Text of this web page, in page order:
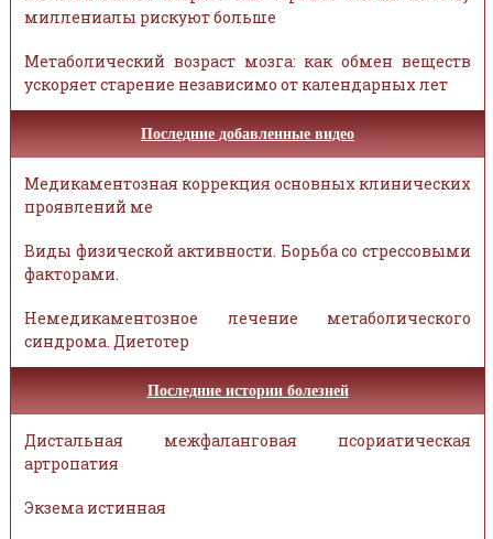
миллениалы рискуют больше
Метаболический возраст мозга: как обмен веществ
ускоряет старение независимо от календарных лет
Последние добавленные видео
Медикаментозная коррекция основных клинических
проявлений ме
Виды физической активности. Борьба со стрессовыми
факторами.
Немедикаментозное лечение метаболического
синдрома. Диетотер
Последние истории болезней
Дистальная межфаланговая псориатическая
артропатия
Экзема истинная